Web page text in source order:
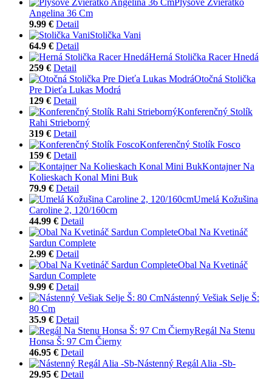
Angelina 36 Cm
9.99 € Detail
Stolička Vani
64.9 € Detail
Herná Stolička Racer Hnedá
259 € Detail
Otočná Stolička
Pre Dieťa Lukas Modrá
129 € Detail
Konferenčný Stolík
Rahi Strieborný
319 € Detail
Konferenčný Stolík Fosco
159 € Detail
Kontajner Na
Kolieskach Konal Mini Buk
79.9 € Detail
Umelá Kožušina
Caroline 2, 120/160cm
44.99 € Detail
Obal Na Kvetináč
Sardun Complete
2.99 € Detail
Obal Na Kvetináč
Sardun Complete
9.99 € Detail
Nástenný Vešiak Selje Š:
80 Cm
35.9 € Detail
Regál Na Stenu
Honsa Š: 97 Cm Čierny
46.95 € Detail
Nástenný Regál Alia -Sb-
29.95 € Detail